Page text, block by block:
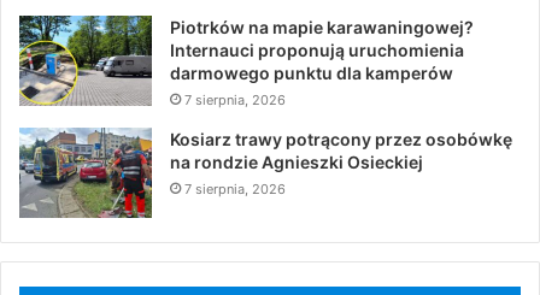
Piotrków na mapie karawaningowej?
Internauci proponują uruchomienia
darmowego punktu dla kamperów
7 sierpnia, 2026
Kosiarz trawy potrącony przez osobówkę
na rondzie Agnieszki Osieckiej
7 sierpnia, 2026